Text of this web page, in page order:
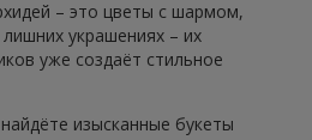
– это цветы с шармом,
украшениях – их
уже создаёт стильное
изысканные букеты